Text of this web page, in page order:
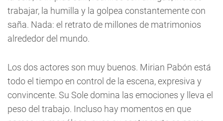
trabajar, la humilla y la golpea constantemente con
saña. Nada: el retrato de millones de matrimonios
alrededor del mundo.
Los dos actores son muy buenos. Mirian Pabón está
todo el tiempo en control de la escena, expresiva y
convincente. Su Sole domina las emociones y lleva el
peso del trabajo. Incluso hay momentos en que